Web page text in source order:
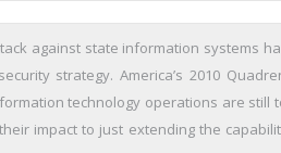
against state information systems
strategy. America’s 2010
technology operations are still
impact to just extending the